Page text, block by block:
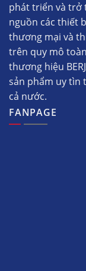
phát triển và trở
nguồn các thiết
thương mại và
trên quy mô
thương hiệu
sản phẩm uy tìn
cả nước.
FANPAGE